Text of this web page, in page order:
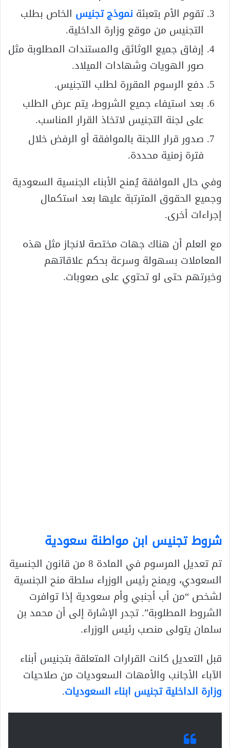
تقوم الأم بتعبئة نموذج تجنيس الخاص بطلب
التجنيس من موقع وزارة الداخلية.
إرفاق جميع الوثائق والمستندات المطلوبة مثل
صور الهويات وشهادات الميلاد.
دفع الرسوم المقررة لطلب التجنيس.
بعد استيفاء جميع الشروط، يتم عرض الطلب
على لجنة التجنيس لاتخاذ القرار المناسب.
صدور قرار اللجنة بالموافقة أو الرفض خلال
فترة زمنية محددة.
وفي حال الموافقة يُمنح الأبناء الجنسية السعودية
وجميع الحقوق المترتبة عليها بعد استكمال
إجراءات أخرى.
مع العلم أن هناك جهات مختصة لانجاز مثل هذه
المعاملات بسهولة وسرعة بحكم علاقاتهم
وخبرتهم حتى لو تحتوي على صعوبات.
شروط تجنيس ابن مواطنة سعودية
تم تعديل المرسوم في المادة 8 من قانون الجنسية
السعودي، ويمنح رئيس الوزراء سلطة منح الجنسية
لشخص “من أب أجنبي وأم سعودية إذا توافرت
الشروط المطلوبة”. تجدر الإشارة إلى أن محمد بن
سلمان يتولى منصب رئيس الوزراء.
قبل التعديل كانت القرارات المتعلقة بتجنيس أبناء
الآباء الأجانب والأمهات السعوديات من صلاحيات
وزارة الداخلية تجنيس ابناء السعوديات.